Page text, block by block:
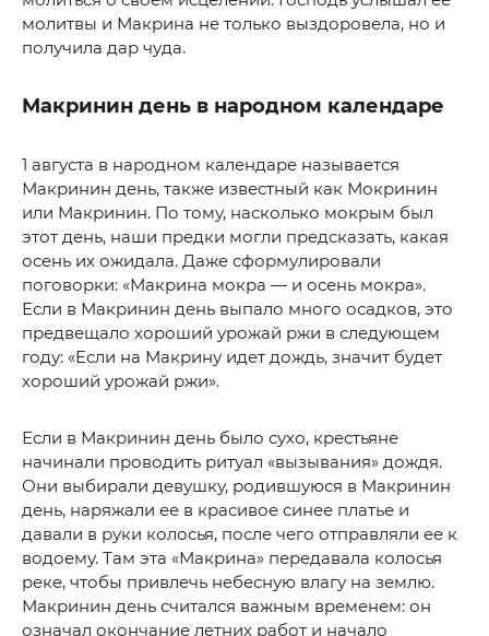
молитвы и Макрина не только выздоровела, но и
получила дар чуда.
Макринин день в народном календаре
1 августа в народном календаре называется
Макринин день, также известный как Мокринин
или Макринин. По тому, насколько мокрым был
этот день, наши предки могли предсказать, какая
осень их ожидала. Даже сформулировали
поговорки: «Макрина мокра — и осень мокра».
Если в Макринин день выпало много осадков, это
предвещало хороший урожай ржи в следующем
году: «Если на Макрину идет дождь, значит будет
хороший урожай ржи».
Если в Макринин день было сухо, крестьяне
начинали проводить ритуал «вызывания» дождя.
Они выбирали девушку, родившуюся в Макринин
день, наряжали ее в красивое синее платье и
давали в руки колосья, после чего отправляли ее к
водоему. Там эта «Макрина» передавала колосья
реке, чтобы привлечь небесную влагу на землю.
Макринин день считался важным временем: он
означал окончание летних работ и начало